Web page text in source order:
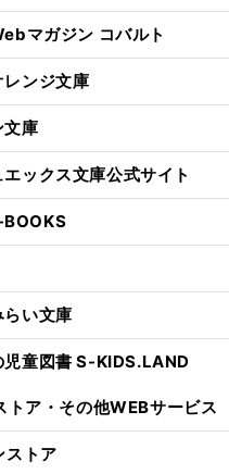
マガジン コバルト
ンジ文庫
文庫
ックス文庫公式サイト
い文庫
児童図書 S-KIDS.LAND
トア・ その他WEBサービス
ストア